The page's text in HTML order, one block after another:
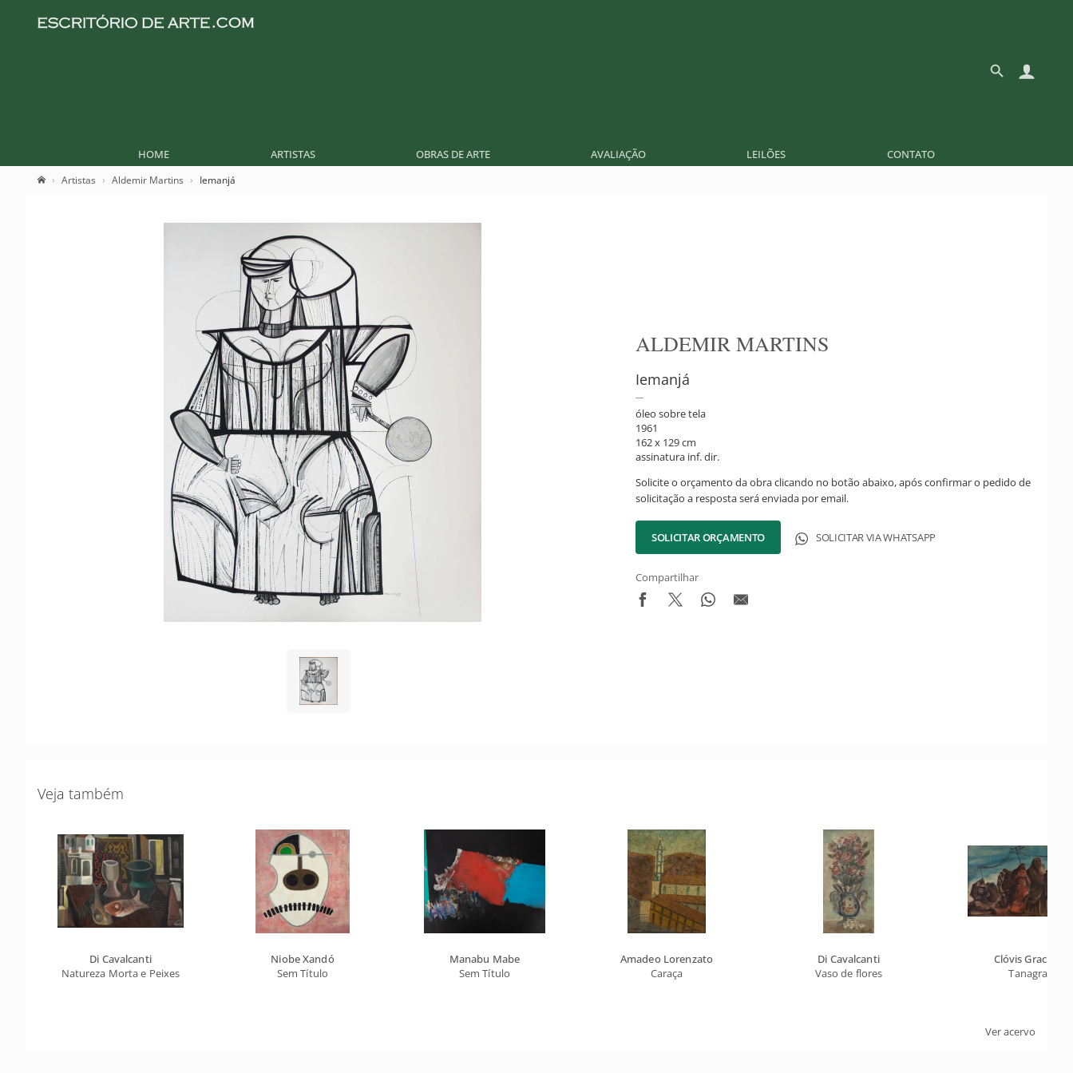
HOME ARTISTAS OBRAS DE ARTE AVALIAÇÃO LEILÕES CONTATO
Artistas Aldemir Martins Iemanjá
ALDEMIR MARTINS
Iemanjá
óleo sobre tela
1961
162 x 129 cm
assinatura inf. dir.
Solicite o orçamento da obra clicando no botão abaixo, após confirmar o pedido de
solicitação a resposta será enviada por email.
SOLICITAR ORÇAMENTO SOLICITAR VIA WHATSAPP
Compartilhar
Veja também
Di Cavalcanti
Natureza Morta e Peixes
Niobe Xandó
Sem Título
Manabu Mabe
Sem Título
Amadeo Lorenzato
Caraça
Di Cavalcanti
Vaso de flores
Clóvis Graciano
Tanagras
Ver acervo